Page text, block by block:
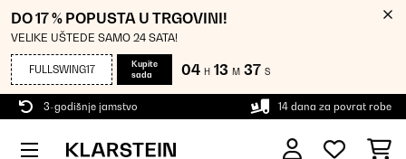
DO 17 % POPUSTA U TRGOVINI!
VELIKE UŠTEDE SAMO 24 SATA!
FULLSWING17
Kupite
sada
04 H 13 M 37 S
3-godišnje jamstvo 14 dana za povrat robe